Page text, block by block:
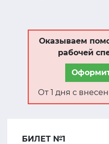
Оказываем
рабочей
От 1 дня с
БИЛЕТ №1